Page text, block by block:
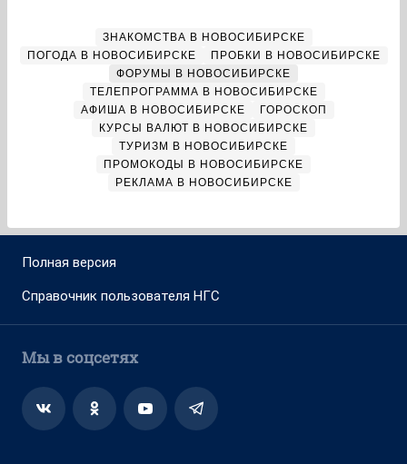
ЗНАКОМСТВА В НОВОСИБИРСКЕ
ПОГОДА В НОВОСИБИРСКЕ
ПРОБКИ В НОВОСИБИРСКЕ
ФОРУМЫ В НОВОСИБИРСКЕ
ТЕЛЕПРОГРАММА В НОВОСИБИРСКЕ
АФИША В НОВОСИБИРСКЕ
ГОРОСКОП
КУРСЫ ВАЛЮТ В НОВОСИБИРСКЕ
ТУРИЗМ В НОВОСИБИРСКЕ
ПРОМОКОДЫ В НОВОСИБИРСКЕ
РЕКЛАМА В НОВОСИБИРСКЕ
Полная версия
Справочник пользователя НГС
Мы в соцсетях